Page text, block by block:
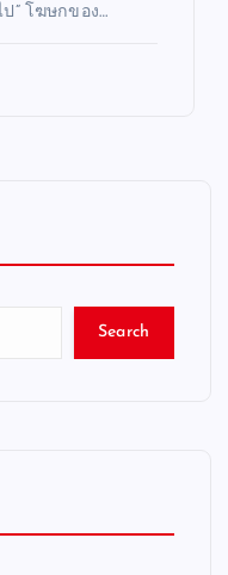
” โฆษกของ…
Search